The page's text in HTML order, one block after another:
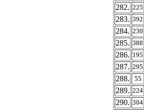
282. 225
283. 392
284. 230
285. 388
286. 195
287. 295
288.
55
289. 224
290. 304